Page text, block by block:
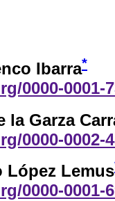
Ibarra*
0000-0001-
la Garza
0000-0002-
López Lemus
0000-0001-